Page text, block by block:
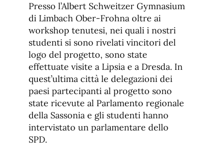
Presso l’Albert Schweitzer Gymnasium
di Limbach Ober-Frohna oltre ai
workshop tenutesi, nei quali i nostri
studenti si sono rivelati vincitori del
logo del progetto, sono state
effettuate visite a Lipsia e a Dresda. In
quest’ultima città le delegazioni dei
paesi partecipanti al progetto sono
state ricevute al Parlamento regionale
della Sassonia e gli studenti hanno
intervistato un parlamentare dello
SPD.